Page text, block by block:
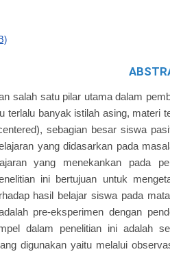
salah satu pilar utama dalam
terlalu banyak istilah asing, materi
sebagian besar siswa
yang didasarkan pada
yang menekankan pada
ini bertujuan untuk
hasil belajar siswa pada
pre-eksperimen dengan
dalam penelitian ini adalah
digunakan yaitu melalui